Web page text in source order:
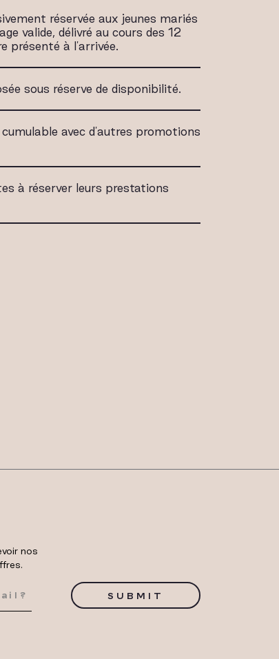
réservée aux jeunes mariés
valide, délivré au cours des 12
présenté à l'arrivée.
sous réserve de disponibilité.
avec d'autres promotions
à réserver leurs prestations
nos
SUBMIT